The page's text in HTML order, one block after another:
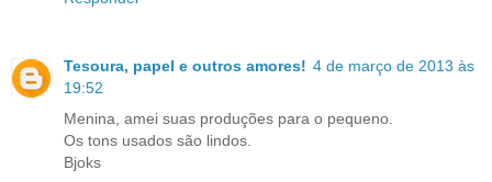
Tesoura, papel e outros amores! 4 de março de 2013 às
19:52
Menina, amei suas produções para o pequeno.
Os tons usados são lindos.
Bjoks